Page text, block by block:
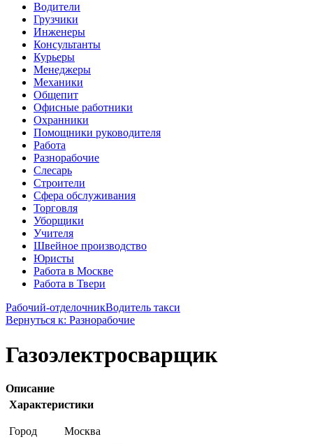
Водители
Грузчики
Инженеры
Консультанты
Курьеры
Менеджеры
Механики
Общепит
Офисные работники
Охранники
Помощники руководителя
Работа
Разнорабочие
Слесарь
Строители
Сфера обслуживания
Торговля
Уборщики
Учителя
Швейное производство
Юристы
Работа в Москве
Работа в Твери
Рабочий-отделочникВодитель такси
Вернуться к: Разнорабочие
Газоэлектросварщик
Описание
Характеристики
Город Москва